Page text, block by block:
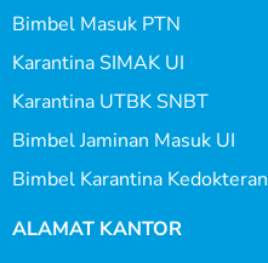
Bimbel Masuk PTN
Karantina SIMAK UI
Karantina UTBK SNBT
Bimbel Jaminan Masuk UI
Bimbel Karantina Kedokteran
ALAMAT KANTOR